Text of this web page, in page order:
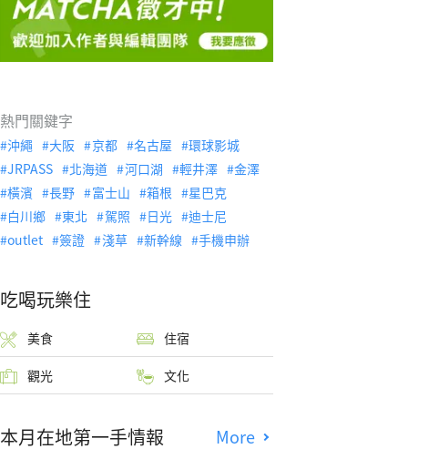
熱門關鍵字
沖繩 大阪 京都 名古屋
環球影城
JRPASS
北海道 河口湖 輕井澤
金澤
橫濱
長野 富士山 箱根
星巴克
白川鄉
東北 駕照 日光
迪士尼
outlet
簽證 淺草 新幹線 手機申辦
吃喝玩樂住
美食 住宿
觀光 文化
本月在地第一手情報 More